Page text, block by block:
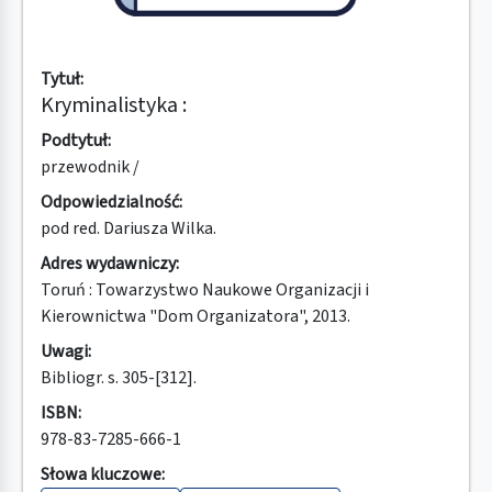
Tytuł:
Kryminalistyka :
Podtytuł:
przewodnik /
Odpowiedzialność:
pod red. Dariusza Wilka.
Adres wydawniczy:
Toruń : Towarzystwo Naukowe Organizacji i
Kierownictwa "Dom Organizatora", 2013.
Uwagi:
Bibliogr. s. 305-[312].
ISBN:
978-83-7285-666-1
Słowa kluczowe: